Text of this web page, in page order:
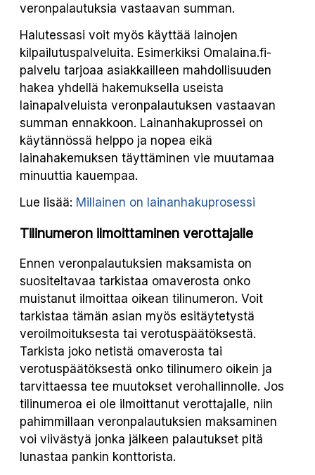
veronpalautuksia vastaavan summan.
Halutessasi voit myös käyttää lainojen
kilpailutuspalveluita. Esimerkiksi Omalaina.fi-
palvelu tarjoaa asiakkailleen mahdollisuuden
hakea yhdellä hakemuksella useista
lainapalveluista veronpalautuksen vastaavan
summan ennakkoon. Lainanhakuprossei on
käytännössä helppo ja nopea eikä
lainahakemuksen täyttäminen vie muutamaa
minuuttia kauempaa.
Lue lisää: Millainen on lainanhakuprosessi
Tilinumeron ilmoittaminen verottajalle
Ennen veronpalautuksien maksamista on
suositeltavaa tarkistaa omaverosta onko
muistanut ilmoittaa oikean tilinumeron. Voit
tarkistaa tämän asian myös esitäytetystä
veroilmoituksesta tai verotuspäätöksestä.
Tarkista joko netistä omaverosta tai
verotuspäätöksestä onko tilinumero oikein ja
tarvittaessa tee muutokset verohallinnolle. Jos
tilinumeroa ei ole ilmoittanut verottajalle, niin
pahimmillaan veronpalautuksien maksaminen
voi viivästyä jonka jälkeen palautukset pitä
lunastaa pankin konttorista.